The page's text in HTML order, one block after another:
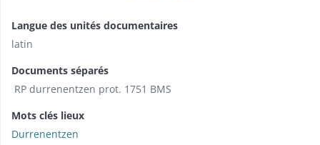
Langue des unités documentaires
latin
Documents séparés
RP durrenentzen prot. 1751 BMS
Mots clés lieux
Durrenentzen